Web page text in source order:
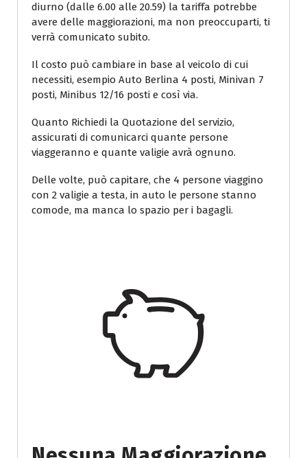
diurno (dalle 6.00 alle 20.59) la tariffa potrebbe
avere delle maggiorazioni, ma non preoccuparti, ti
verrà comunicato subito.
Il costo può cambiare in base al veicolo di cui
necessiti, esempio Auto Berlina 4 posti, Minivan 7
posti, Minibus 12/16 posti e così via.
Quanto Richiedi la Quotazione del servizio,
assicurati di comunicarci quante persone
viaggeranno e quante valigie avrà ognuno.
Delle volte, può capitare, che 4 persone viaggino
con 2 valigie a testa, in auto le persone stanno
comode, ma manca lo spazio per i bagagli.